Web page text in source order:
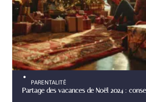
PARENTALITÉ
Partage des vacances de Noël 2024 :